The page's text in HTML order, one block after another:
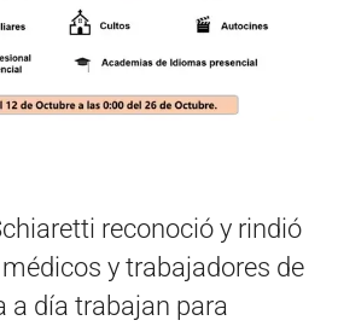
reconoció y rindió
y trabajadores de
a día trabajan para